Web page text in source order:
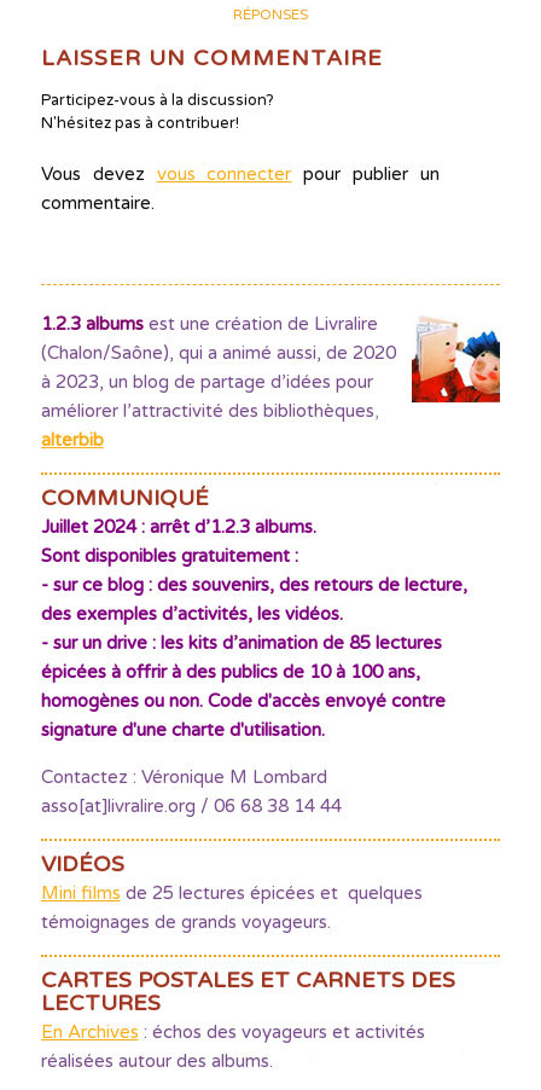
RÉPONSES
LAISSER UN COMMENTAIRE
Participez-vous à la discussion?
N'hésitez pas à contribuer!
Vous devez vous connecter pour publier un
commentaire.
1.2.3 albumsest une création de Livralire
(Chalon/Saône), qui a animé aussi, de 2020
à 2023, un blog de partage d’idées pour
améliorer l’attractivité des bibliothèques,
alterbib
COMMUNIQUÉ
Juillet 2024 : arrêt d’1.2.3 albums.
Sont disponibles gratuitement :
- sur ce blog : des souvenirs, des retours de lecture,
des exemples d’activités, les vidéos.
- sur un drive : les kits d’animation de 85 lectures
épicées à offrir à des publics de 10 à 100 ans,
homogènes ou non. Code d'accès envoyé contre
signature d'une charte d'utilisation.
Contactez : Véronique M Lombard
asso[at]livralire.org / 06 68 38 14 44
VIDÉOS
Mini films de 25 lectures épicées et quelques
témoignages de grands voyageurs.
CARTES POSTALES ET CARNETS DES
LECTURES
En Archives : échos des voyageurs et activités
réalisées autour des albums.